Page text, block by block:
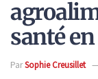
santé
ParSophie Creusillet